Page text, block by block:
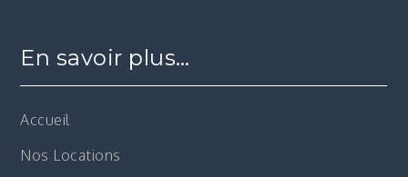
En savoir plus…
Accueil
Nos Locations